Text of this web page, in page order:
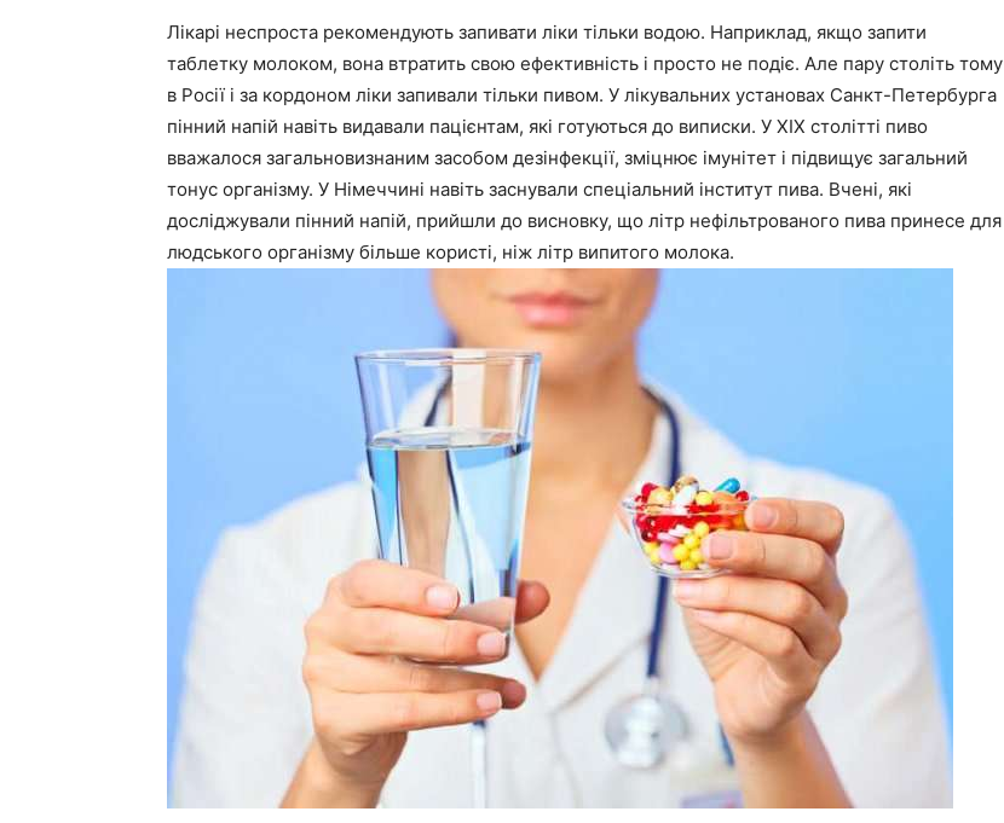
Лікарі неспроста рекомендують запивати ліки тільки водою. Наприклад, якщо запити
таблетку молоком, вона втратить свою ефективність і просто не подіє. Але пару століть тому
в Росії і за кордоном ліки запивали тільки пивом. У лікувальних установах Санкт-Петербурга
пінний напій навіть видавали пацієнтам, які готуються до виписки. У XIX столітті пиво
вважалося загальновизнаним засобом дезінфекції, зміцнює імунітет і підвищує загальний
тонус організму. У Німеччині навіть заснували спеціальний інститут пива. Вчені, які
досліджували пінний напій, прийшли до висновку, що літр нефільтрованого пива принесе для
людського організму більше користі, ніж літр випитого молока.